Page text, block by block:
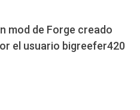
mod de Forge creado
el usuario bigreefer420